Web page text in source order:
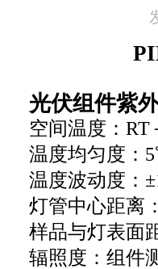
光伏组件紫
空间温度：
温度均匀度：
温度波动度：
灯管中心距离
样品与灯表面
辐照度：组件